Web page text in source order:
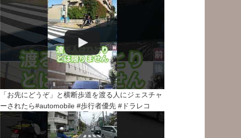
「お先にどうぞ」と横断歩道を渡る人にジェスチャ
ーされたら#automobile #歩行者優先 #ドラレコ